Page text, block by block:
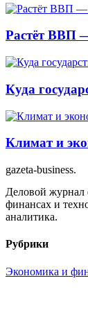
Растёт ВВП
Куда
Климат и
gazeta-business.
Деловой журнал
финансах и
аналитика.
Рубрики
Экономика и